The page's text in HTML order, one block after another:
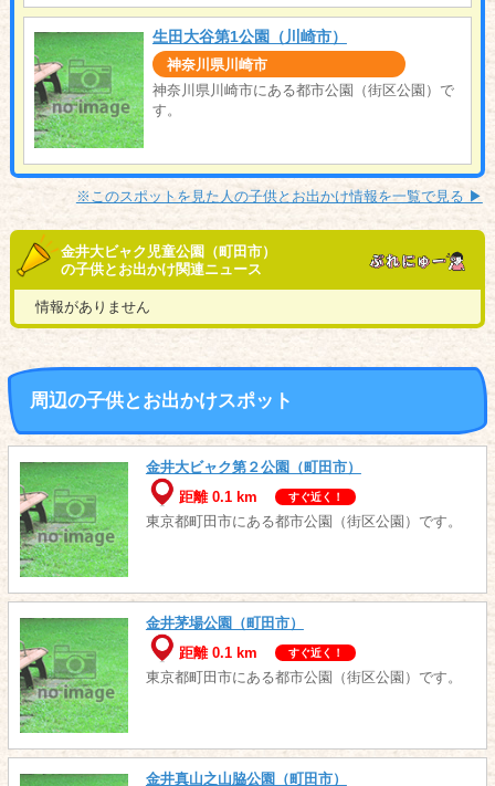
生田大谷第1公園（川崎市）
神奈川県川崎市
神奈川県川崎市にある都市公園（街区公園）で
す。
※このスポットを見た人の子供とお出かけ情報を一覧で見る ▶︎
金井大ビャク児童公園（町田市）
の子供とお出かけ関連ニュース
情報がありません
周辺の子供とお出かけスポット
金井大ビャク第２公園（町田市）
距離 0.1 km
すぐ近く！
東京都町田市にある都市公園（街区公園）です。
金井茅場公園（町田市）
距離 0.1 km
すぐ近く！
東京都町田市にある都市公園（街区公園）です。
金井真山之山脇公園（町田市）